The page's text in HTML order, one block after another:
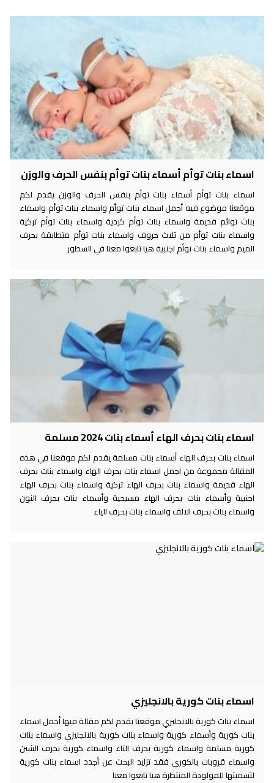
اسماء بنات توأم أسماء بنات توأم بنفس الحرف والوزن
اسماء بنات توأم أسماء بنات توأم بنفس الحرف والوزن يقدم لكم
موقعنا موضوع فيه أجمل اسماء بنات توأم واسماء بنات توأم واسماء
بنات توائم قديمة واسماء بنات توأم كردية واسماء بنات توأم تركية
واسماء بنات توأم من ثلاث حروف واسماء بنات توأم متطابقة بحرف
الميم واسماء بنات توأم اجنبية هيا تابعوا معنا في السطور
اسماء بنات بحرف الهاء أسماء بنات 2024 مسلمة
اسماء بنات بحرف الهاء أسماء بنات مسلمة يقدم لكم موقعنا في هذه
المقالة مجموعة من اجمل اسماء بنات بحرف الهاء واسماء بنات بحرف
الهاء قديمة واسماء بنات بحرف الهاء تركية واسماء بنات بحرف الهاء
اجنبية وأسماء بنات بحرف الهاء مسيحية وأسماء بنات بحرف النون
واسماء بنات بحرف الالف واسماء بنات بحرف الياء
اسماء بنات كورية بالانجليزي
اسماء بنات كورية بالانجليزي موقعنا يقدم لكم مقالة فيها أجمل اسماء
بنات كورية وأسماء كورية واسماء بنات كورية بالانجليزي واسماء بنات
كورية مسلمة واسماء كورية بحرف التاء واسماء كورية بحرف الشين
واسماء قروبات بالكوري فقد تزايد البحث عن أجدد اسماء بنات كورية
لتسميتها للمولودة المنتظرة هيا تابعوا معنا